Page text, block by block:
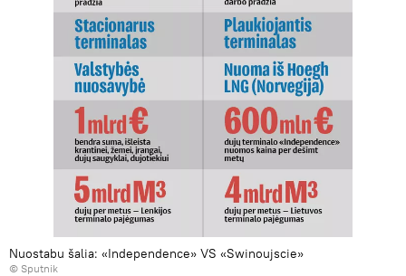
Nuostabu šalia: «Independence» VS «Swinoujscie»
© Sputnik